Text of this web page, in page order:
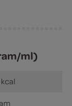
ml)